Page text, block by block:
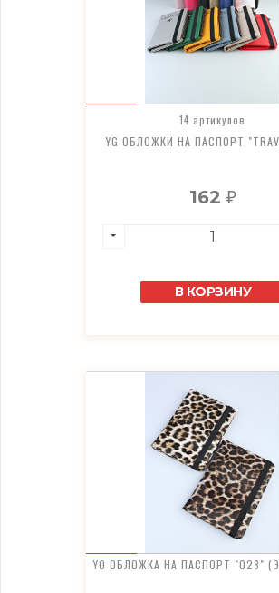
14 артикулов
YG ОБЛОЖКИ НА ПАСПОРТ
162 ₽
В КОРЗИНУ
YO ОБЛОЖКА НА ПАСПОРТ "028"